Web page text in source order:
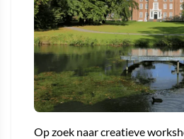
Op zoek naar creatieve